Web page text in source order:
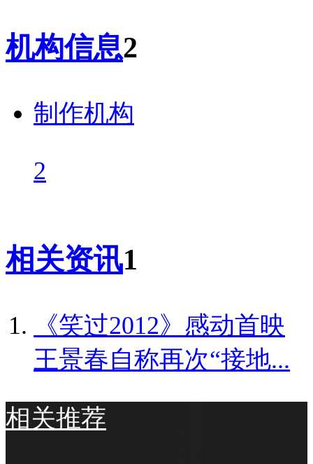
机构信息2
制作机构
2
相关资讯1
《笑过2012》感动首映
王景春自称再次“接地...
相关推荐